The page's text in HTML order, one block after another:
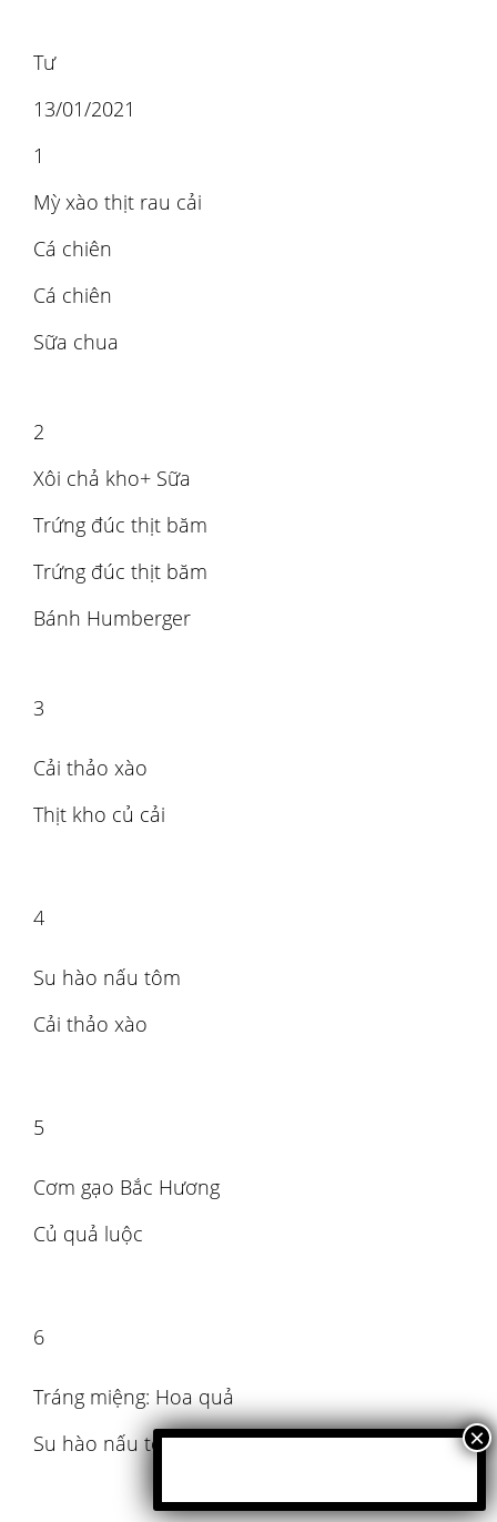
Tư
13/01/2021
1
Mỳ xào thịt rau cải
Cá chiên
Cá chiên
Sữa chua
2
Xôi chả kho+ Sữa
Trứng đúc thịt băm
Trứng đúc thịt băm
Bánh Humberger
3
Cải thảo xào
Thịt kho củ cải
4
Su hào nấu tôm
Cải thảo xào
5
Cơm gạo Bắc Hương
Củ quả luộc
6
Tráng miệng: Hoa quả
Su hào nấu tôm